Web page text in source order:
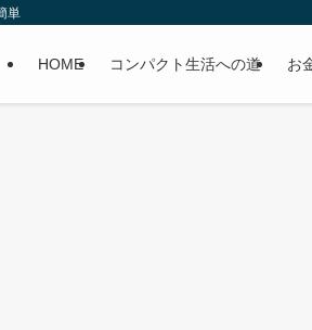
単
HOME コンパクト生活への道 お